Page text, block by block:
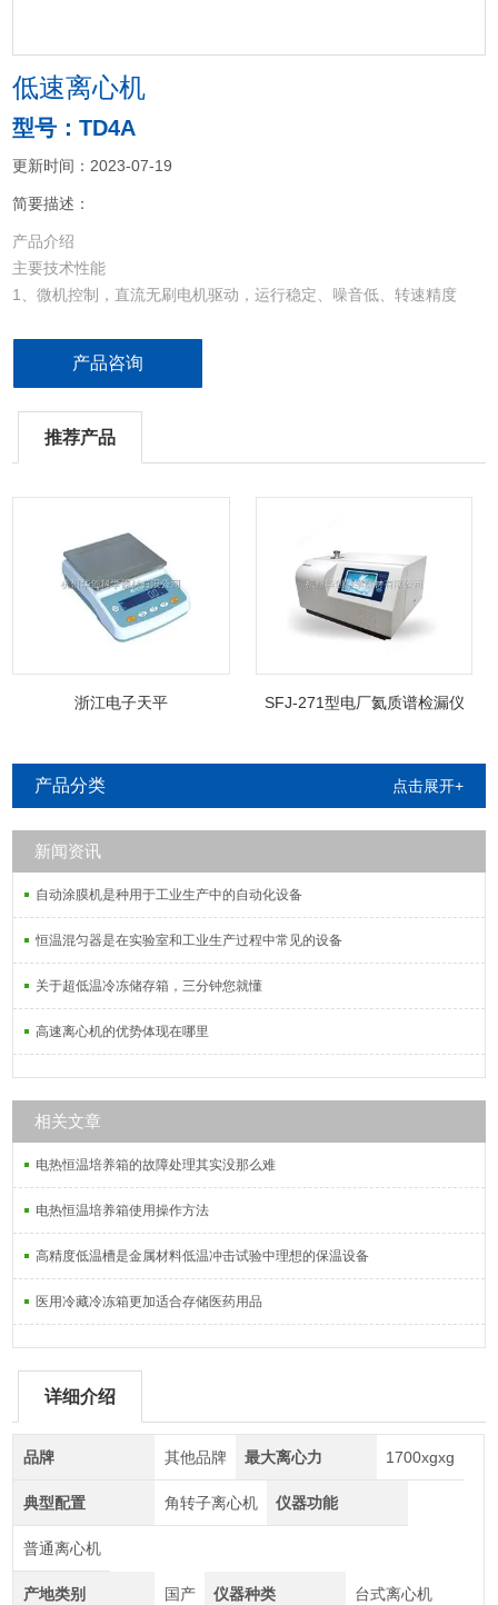
低速离心机
型号：TD4A
更新时间：2023-07-19
简要描述：
产品介绍
主要技术性能
1、微机控制，直流无刷电机驱动，运行稳定、噪音低、转速精度
2、触摸面板，可编程操作，主机运行参数可根据需求设置且自动存
5、设有超速等多种保护功能；故障自动报警功能，安全可靠。
6、采用食用级硅橡胶整体式密封圈，符合GMP认证。
产品咨询
推荐产品
浙江电子天平 SFJ-271型电厂氦质谱检漏仪
产品分类 点击展开+
新闻资讯
自动涂膜机是种用于工业生产中的自动化设备
恒温混匀器是在实验室和工业生产过程中常见的设备
关于超低温冷冻储存箱，三分钟您就懂
高速离心机的优势体现在哪里
相关文章
电热恒温培养箱的故障处理其实没那么难
电热恒温培养箱使用操作方法
高精度低温槽是金属材料低温冲击试验中理想的保温设备
医用冷藏冷冻箱更加适合存储医药用品
详细介绍
品牌 其他品牌 最大离心力 1700xgxg
典型配置 角转子离心机 仪器功能
普通离心机
产地类别 国产 仪器种类 台式离心机